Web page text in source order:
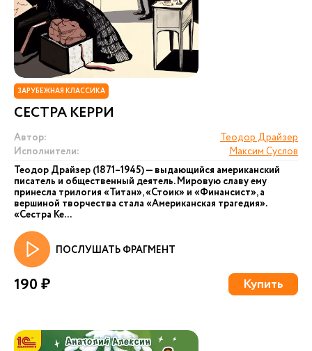
ЗАРУБЕЖНАЯ КЛАССИКА
СЕСТРА КЕРРИ
Автор:
Теодор Драйзер
Исполнители:
Максим Суслов
Теодор Драйзер (1871–1945) — выдающийся американский
писатель и общественный деятель. Мировую славу ему
принесла трилогия «Титан», «Стоик» и «Финансист», а
вершиной творчества стала «Американская трагедия».
«Сестра Ке...
ПОСЛУШАТЬ ФРАГМЕНТ
190 ₽ Купить